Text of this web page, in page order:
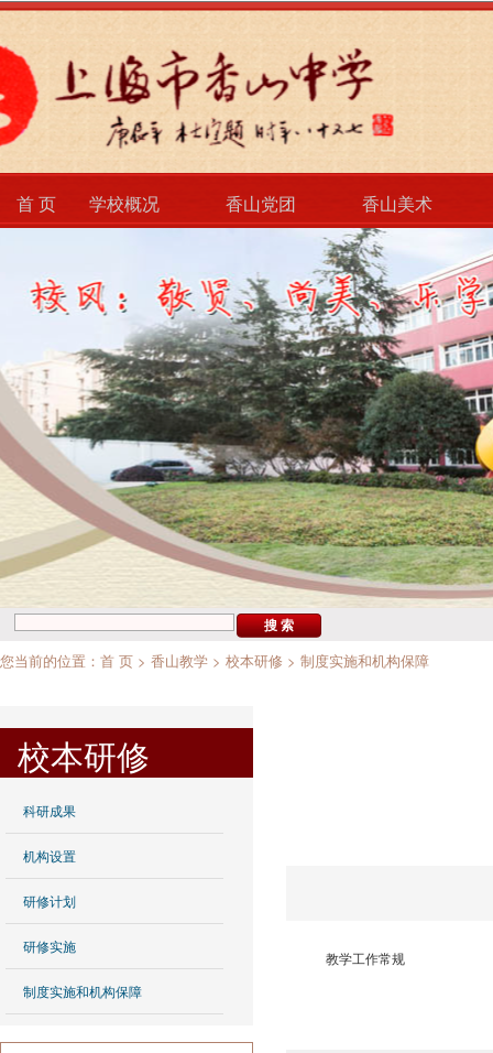
首 页 学校概况 香山党团 香山美术
您当前的位置： 首 页 > 香山教学 > 校本研修 > 制度实施和机构保障
校本研修
科研成果
机构设置
研修计划
研修实施
制度实施和机构保障
教学工作常规